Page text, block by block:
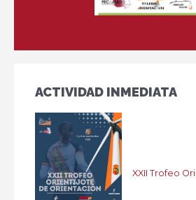
ACTIVIDAD INMEDIATA
XXII Trofeo